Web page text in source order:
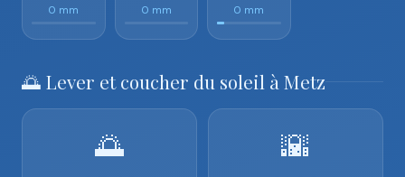
0 mm 0 mm 0 mm
🌅 Lever et coucher du soleil à Metz
🌅 🌇